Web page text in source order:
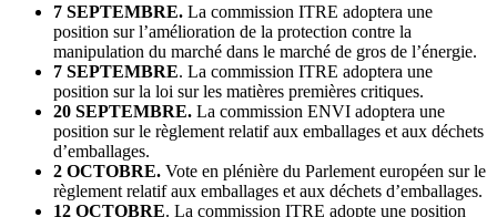
7 SEPTEMBRE. La commission ITRE adoptera une
position sur l’amélioration de la protection contre la
manipulation du marché dans le marché de gros de l’énergie.
7 SEPTEMBRE. La commission ITRE adoptera une
position sur la loi sur les matières premières critiques.
20 SEPTEMBRE. La commission ENVI adoptera une
position sur le règlement relatif aux emballages et aux déchets
d’emballages.
2 OCTOBRE. Vote en plénière du Parlement européen sur le
règlement relatif aux emballages et aux déchets d’emballages.
12 OCTOBRE. La commission ITRE adopte une position